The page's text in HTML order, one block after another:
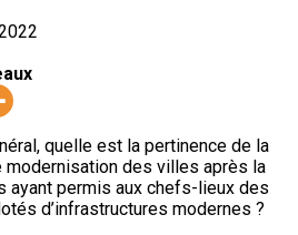
quelle est la pertinence de la
modernisation des villes après la
ayant permis aux chefs-lieux des
d’infrastructures modernes ?